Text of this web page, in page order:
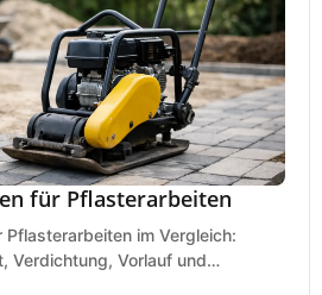
für Pflasterarbeiten
im Vergleich:
Verdichtung, Vorlauf und